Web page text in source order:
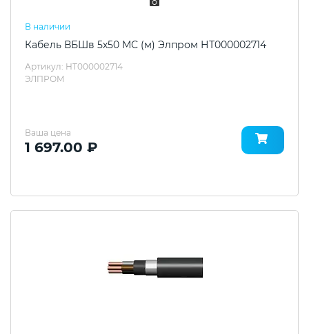
В наличии
Кабель ВБШв 5х50 МС (м) Элпром НТ000002714
Артикул: НТ000002714
ЭЛПРОМ
Ваша цена
1 697.00 ₽